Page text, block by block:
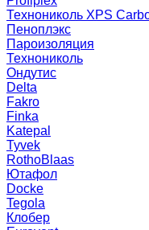
Технониколь XPS
Пеноплэкс
Пароизоляция
Технониколь
Ондутис
Delta
Fakro
Finka
Katepal
Tyvek
RothoBlaas
Ютафол
Docke
Tegola
Клобер